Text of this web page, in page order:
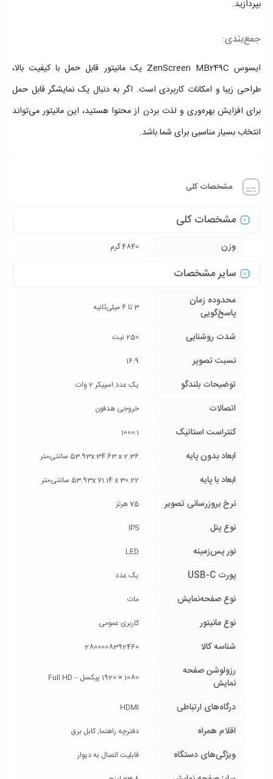
بپردازید.
جمع‌بندی:
ایسوس ZenScreen MB249C یک مانیتور قابل حمل با کیفیت بالا،
طراحی زیبا و امکانات کاربردی است. اگر به دنبال یک نمایشگر قابل حمل
برای افزایش بهره‌وری و لذت بردن از محتوا هستید، این مانیتور می‌تواند
انتخاب بسیار مناسبی برای شما باشد.
مشخصات کلی
مشخصات کلی
وزن 4840 گرم
سایر مشخصات
محدوده زمان
پاسخ‌گویی
3 تا 6 میلی‌ثانیه
شدت روشنایی 250 نیت
نسبت تصویر 16:9
توضیحات بلندگو یک عدد اسپیکر 2 وات
اتصالات خروجی هدفون
کنتراست استاتیک 1000:1
ابعاد بدون پایه 53.93x 34.63 x 2.36 سانتی‌متر
ابعاد با پایه 53.93x 71.14 x 30.22 سانتی‌متر
نرخ بروزرسانی تصویر 75 هرتز
نوع پنل IPS
نور پس‌زمینه LED
پورت USB-C یک عدد
نوع صفحه‌نمایش مات
نوع مانیتور کاربری عمومی
شناسه کالا 2800008392460
رزولوشن صفحه
نمایش
1080 × 1920 پیکسل – Full HD
درگاه‌های ارتباطی HDMI
اقلام همراه دفترچه‌ راهنما, کابل برق
ویژگی‌های دستگاه قابلیت اتصال به دیوار